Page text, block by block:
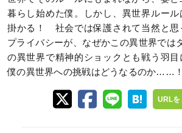
暮らし始めた僕。しかし、異世界ルー
掛かる！ 社会では保護されて当然と思
プライバシーが、なぜかこの異世界で
の異世界で精神的ショックとも戦う羽
僕の異世界への挑戦はどうなるのか……！
URLを